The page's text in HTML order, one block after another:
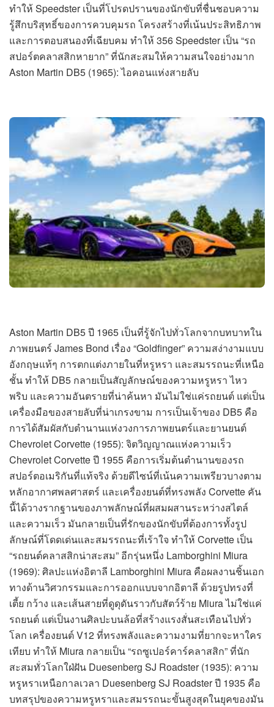
ทำให้ Speedster เป็นที่โปรดปรานของนักขับที่ชื่นชอบความ
รู้สึกบริสุทธิ์ของการควบคุมรถ โครงสร้างที่เน้นประสิทธิภาพ
และการตอบสนองที่เฉียบคม ทำให้ 356 Speedster เป็น “รถ
สปอร์ตคลาสสิกหายาก” ที่นักสะสมให้ความสนใจอย่างมาก
Aston Martin DB5 (1965): ไอคอนแห่งสายลับ
Aston Martin DB5 ปี 1965 เป็นที่รู้จักไปทั่วโลกจากบทบาทใน
ภาพยนตร์ James Bond เรื่อง “Goldfinger” ความสง่างามแบบ
อังกฤษแท้ๆ การตกแต่งภายในที่หรูหรา และสมรรถนะที่เหนือ
ชั้น ทำให้ DB5 กลายเป็นสัญลักษณ์ของความหรูหรา ไหว
พริบ และความอันตรายที่น่าค้นหา มันไม่ใช่แค่รถยนต์ แต่เป็น
เครื่องมือของสายลับที่น่าเกรงขาม การเป็นเจ้าของ DB5 คือ
การได้สัมผัสกับตำนานแห่งวงการภาพยนตร์และยานยนต์
Chevrolet Corvette (1955): จิตวิญญาณแห่งความเร็ว
Chevrolet Corvette ปี 1955 คือการเริ่มต้นตำนานของรถ
สปอร์ตอเมริกันที่แท้จริง ด้วยดีไซน์ที่เน้นความเพรียวบางตาม
หลักอากาศพลศาสตร์ และเครื่องยนต์ที่ทรงพลัง Corvette คัน
นี้ได้วางรากฐานของภาพลักษณ์ที่ผสมผสานระหว่างสไตล์
และความเร็ว มันกลายเป็นที่รักของนักขับที่ต้องการทั้งรูป
ลักษณ์ที่โดดเด่นและสมรรถนะที่เร้าใจ ทำให้ Corvette เป็น
“รถยนต์คลาสสิกน่าสะสม” อีกรุ่นหนึ่ง Lamborghini Miura
(1969): ศิลปะแห่งอิตาลี Lamborghini Miura คือผลงานชิ้นเอก
ทางด้านวิศวกรรมและการออกแบบจากอิตาลี ด้วยรูปทรงที่
เตี้ย กว้าง และเส้นสายที่ดูดุดันราวกับสัตว์ร้าย Miura ไม่ใช่แค่
รถยนต์ แต่เป็นงานศิลปะบนล้อที่สร้างแรงสั่นสะเทือนไปทั่ว
โลก เครื่องยนต์ V12 ที่ทรงพลังและความงามที่ยากจะหาใคร
เทียบ ทำให้ Miura กลายเป็น “รถซูเปอร์คาร์คลาสสิก” ที่นัก
สะสมทั่วโลกใฝ่ฝัน Duesenberg SJ Roadster (1935): ความ
หรูหราเหนือกาลเวลา Duesenberg SJ Roadster ปี 1935 คือ
บทสรุปของความหรูหราและสมรรถนะขั้นสูงสุดในยุคของมัน